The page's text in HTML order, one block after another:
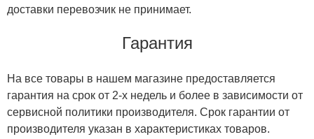
доставки перевозчик не принимает.
Гарантия
На все товары в нашем магазине предоставляется
гарантия на срок от 2-х недель и более в зависимости от
сервисной политики производителя. Срок гарантии от
производителя указан в характеристиках товаров.